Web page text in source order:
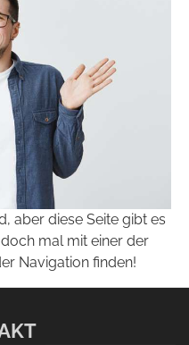
aber diese Seite gibt es
mal mit einer der
Navigation finden!